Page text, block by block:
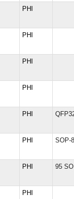
PHI
PHI
PHI
PHI
PHI
PHI SOP-8
PHI 95
PHI